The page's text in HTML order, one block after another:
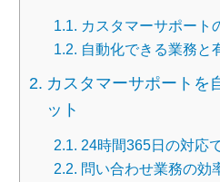
カスタマーサポート
自動化できる業務と
カスタマーサポートを
ット
24時間365日の対応
問い合わせ業務の効